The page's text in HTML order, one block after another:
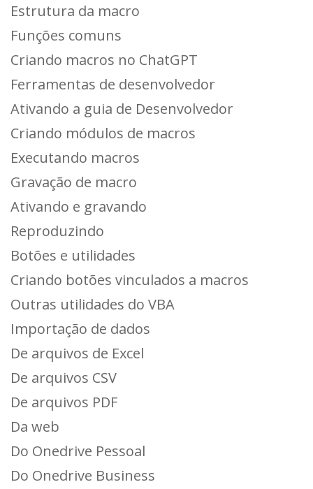
Estrutura da macro
Funções comuns
Criando macros no ChatGPT
Ferramentas de desenvolvedor
Ativando a guia de Desenvolvedor
Criando módulos de macros
Executando macros
Gravação de macro
Ativando e gravando
Reproduzindo
Botões e utilidades
Criando botões vinculados a macros
Outras utilidades do VBA
Importação de dados
De arquivos de Excel
De arquivos CSV
De arquivos PDF
Da web
Do Onedrive Pessoal
Do Onedrive Business